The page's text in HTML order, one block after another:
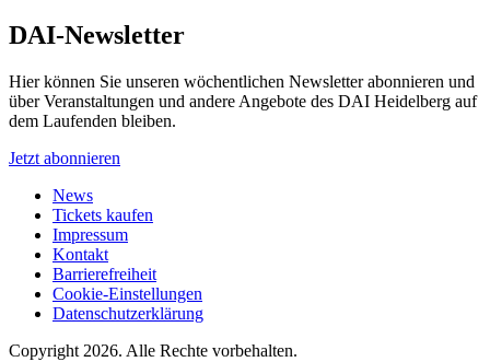
DAI-Newsletter
Hier können Sie unseren wöchentlichen Newsletter abonnieren und
über Veranstaltungen und andere Angebote des DAI Heidelberg auf
dem Laufenden bleiben.
Jetzt abonnieren
News
Tickets kaufen
Impressum
Kontakt
Barrierefreiheit
Cookie-Einstellungen
Datenschutzerklärung
Copyright 2026. Alle Rechte vorbehalten.